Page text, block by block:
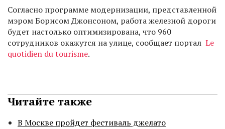
Согласно программе модернизации, представленной
мэром Борисом Джонсоном, работа железной дороги
будет настолько оптимизирована, что 960
сотрудников окажутся на улице, сообщает портал Le
quotidien du tourisme.
Читайте также
В Москве пройдет фестиваль джелато